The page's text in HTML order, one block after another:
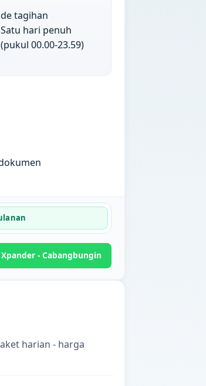
tagihan
Satu hari penuh
(pukul 00.00-23.59)
- Cabangbungin
harian - harga